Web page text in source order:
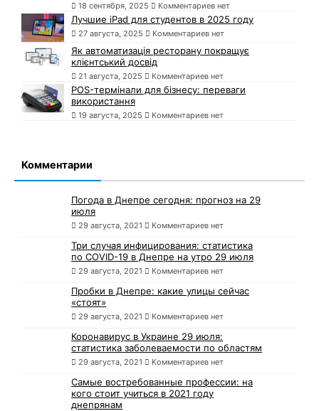
18 сентября, 2025 Комментариев нет
Лучшие iPad для студентов в 2025 году
27 августа, 2025 Комментариев нет
Як автоматизація ресторану покращує
клієнтський досвід
21 августа, 2025 Комментариев нет
POS-термінали для бізнесу: переваги
використання
19 августа, 2025 Комментариев нет
Комментарии
Погода в Днепре сегодня: прогноз на 29
июля
29 августа, 2021 Комментариев нет
Три случая инфицирования: статистика
по COVID-19 в Днепре на утро 29 июля
29 августа, 2021 Комментариев нет
Пробки в Днепре: какие улицы сейчас
«стоят»
29 августа, 2021 Комментариев нет
Коронавирус в Украине 29 июля:
статистика заболеваемости по областям
29 августа, 2021 Комментариев нет
Самые востребованные профессии: на
кого стоит учиться в 2021 году
днепрянам